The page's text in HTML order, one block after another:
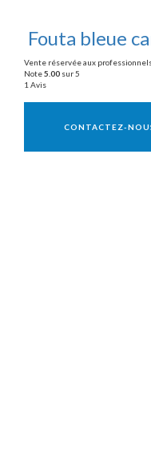
Fouta bleue
Vente réservée aux
Note5.00 sur 5
1 Avis
CONTACTEZ-